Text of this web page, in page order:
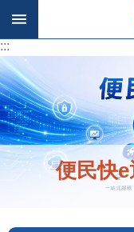
跳到主要內容區塊
:::
:::
便民快